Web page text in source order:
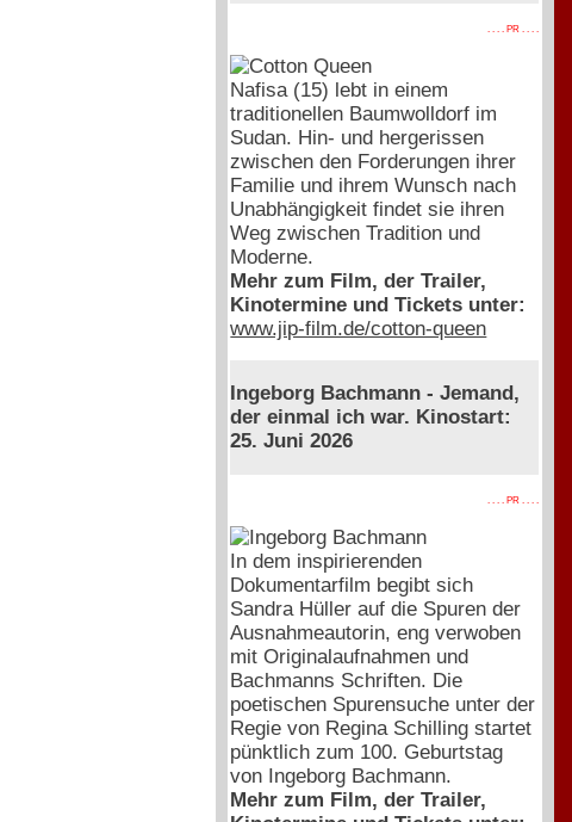
. . . . PR . . . .
Nafisa (15) lebt in einem
traditionellen Baumwolldorf im
Sudan. Hin- und hergerissen
zwischen den Forderungen ihrer
Familie und ihrem Wunsch nach
Unabhängigkeit findet sie ihren
Weg zwischen Tradition und
Moderne.
Mehr zum Film, der Trailer,
Kinotermine und Tickets unter:
www.jip-film.de/cotton-queen
Ingeborg Bachmann - Jemand,
der einmal ich war. Kinostart:
25. Juni 2026
. . . . PR . . . .
In dem inspirierenden
Dokumentarfilm begibt sich
Sandra Hüller auf die Spuren der
Ausnahmeautorin, eng verwoben
mit Originalaufnahmen und
Bachmanns Schriften. Die
poetischen Spurensuche unter der
Regie von Regina Schilling startet
pünktlich zum 100. Geburtstag
von Ingeborg Bachmann.
Mehr zum Film, der Trailer,